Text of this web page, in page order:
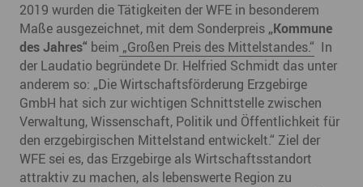
2019 wurden die Tätigkeiten der WFE in besonderem
Maße ausgezeichnet, mit dem Sonderpreis „Kommune
des Jahres“ beim „Großen Preis des Mittelstandes.“ In
der Laudatio begründete Dr. Helfried Schmidt das unter
anderem so: „Die Wirtschaftsförderung Erzgebirge
GmbH hat sich zur wichtigen Schnittstelle zwischen
Verwaltung, Wissenschaft, Politik und Öffentlichkeit für
den erzgebirgischen Mittelstand entwickelt.“ Ziel der
WFE sei es, das Erzgebirge als Wirtschaftsstandort
attraktiv zu machen, als lebenswerte Region zu